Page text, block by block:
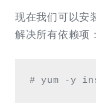
现在我们可以安
解决所有依赖项：
# yum -y